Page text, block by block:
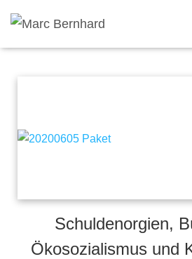
Schuldenorgien,
Ökosozialismus und